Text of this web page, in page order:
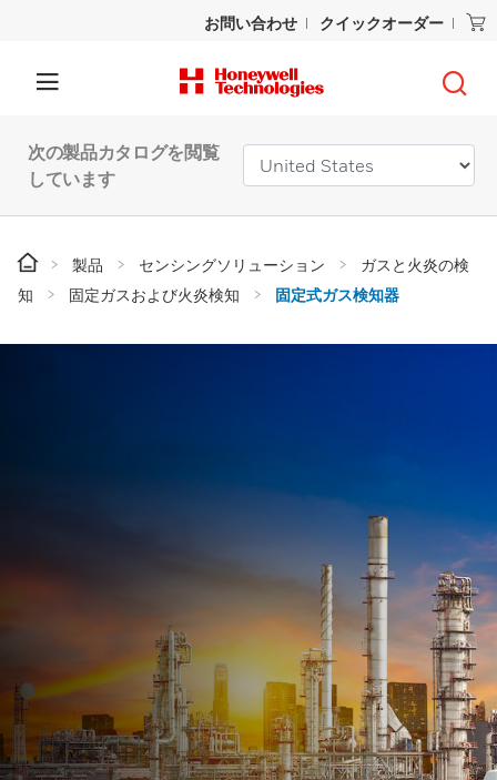
お問い合わせ クイックオーダー
次の製品カタログを閲覧
しています
製品 センシングソリューション
ガスと火炎の検
知
固定ガスおよび火炎検知 固定式ガス検知器